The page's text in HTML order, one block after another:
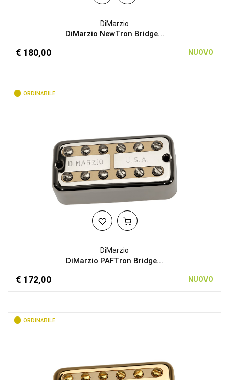
DiMarzio
DiMarzio NewTron Bridge...
€ 180,00 NUOVO
ORDINABILE
DiMarzio
DiMarzio PAFTron Bridge...
€ 172,00 NUOVO
ORDINABILE